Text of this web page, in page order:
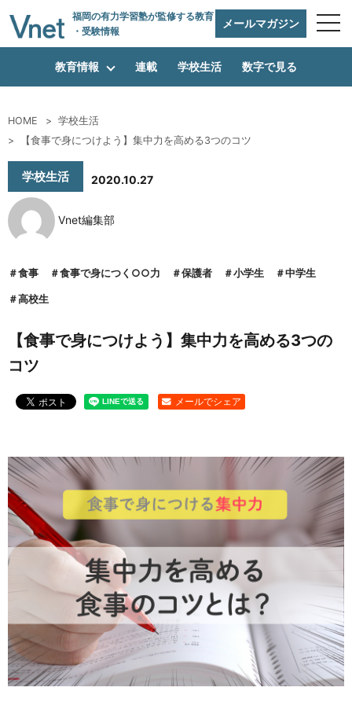
福岡の有力学習塾が監修する教育
・受験情報
メールマガジン
編集方針
vnetアライアンス企業
運営会社
プライバシーポリシー
お問い合わせ
教育情報 連載 学校生活 数字で見る
HOME
学校生活
【食事で身につけよう】集中力を高める3つのコツ
学校生活 2020.10.27
Vnet編集部
食事 食事で身につく○○力 保護者 小学生 中学生
高校生
【食事で身につけよう】集中力を高める3つの
コツ
メールでシェア